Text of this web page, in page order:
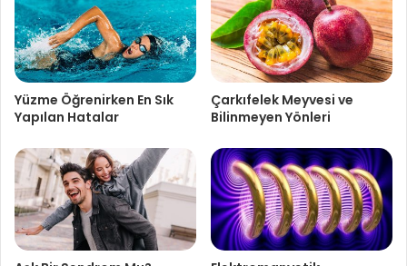
Yüzme Öğrenirken En Sık
Yapılan Hatalar
Çarkıfelek Meyvesi ve
Bilinmeyen Yönleri